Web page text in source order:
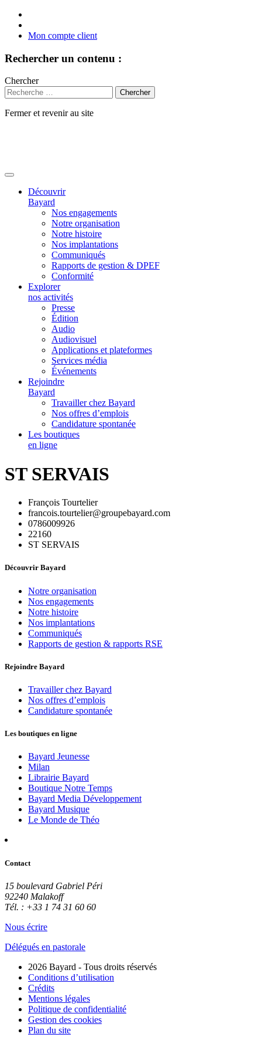
Mon compte client
Rechercher un contenu :
Chercher
Fermer et revenir au site
Découvrir
Bayard
Nos engagements
Notre organisation
Notre histoire
Nos implantations
Communiqués
Rapports de gestion & DPEF
Conformité
Explorer
nos activités
Presse
Édition
Audio
Audiovisuel
Applications et plateformes
Services média
Événements
Rejoindre
Bayard
Travailler chez Bayard
Nos offres d’emplois
Candidature spontanée
Les boutiques
en ligne
ST SERVAIS
François Tourtelier
francois.tourtelier@groupebayard.com
0786009926
22160
ST SERVAIS
Découvrir Bayard
Notre organisation
Nos engagements
Notre histoire
Nos implantations
Communiqués
Rapports de gestion & rapports RSE
Rejoindre Bayard
Travailler chez Bayard
Nos offres d’emplois
Candidature spontanée
Les boutiques en ligne
Bayard Jeunesse
Milan
Librairie Bayard
Boutique Notre Temps
Bayard Media Développement
Bayard Musique
Le Monde de Théo
Contact
15 boulevard Gabriel Péri
92240 Malakoff
Tél. : +33 1 74 31 60 60
Nous écrire
Délégués en pastorale
2026 Bayard - Tous droits réservés
Conditions d’utilisation
Crédits
Mentions légales
Politique de confidentialité
Gestion des cookies
Plan du site